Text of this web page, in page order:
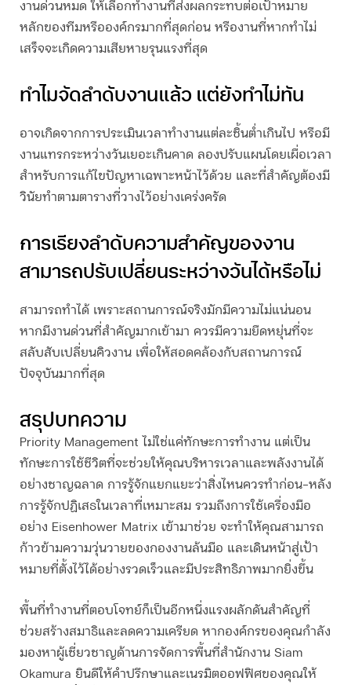
งานด่วนหมด ให้เลือกทำงานที่ส่งผลกระทบต่อเป้าหมาย
หลักของทีมหรือองค์กรมากที่สุดก่อน หรืองานที่หากทำไม่
เสร็จจะเกิดความเสียหายรุนแรงที่สุด
ทำไมจัดลำดับงานแล้ว แต่ยังทำไม่ทัน
อาจเกิดจากการประเมินเวลาทำงานแต่ละชิ้นต่ำเกินไป หรือมี
งานแทรกระหว่างวันเยอะเกินคาด ลองปรับแผนโดยเผื่อเวลา
สำหรับการแก้ไขปัญหาเฉพาะหน้าไว้ด้วย และที่สำคัญต้องมี
วินัยทำตามตารางที่วางไว้อย่างเคร่งครัด
การเรียงลำดับความสำคัญของงาน
สามารถปรับเปลี่ยนระหว่างวันได้หรือไม่
สามารถทำได้ เพราะสถานการณ์จริงมักมีความไม่แน่นอน
หากมีงานด่วนที่สำคัญมากเข้ามา ควรมีความยืดหยุ่นที่จะ
สลับสับเปลี่ยนคิวงาน เพื่อให้สอดคล้องกับสถานการณ์
ปัจจุบันมากที่สุด
สรุปบทความ
Priority Management ไม่ใช่แค่ทักษะการทำงาน แต่เป็น
ทักษะการใช้ชีวิตที่จะช่วยให้คุณบริหารเวลาและพลังงานได้
อย่างชาญฉลาด การรู้จักแยกแยะว่าสิ่งไหนควรทำก่อน-หลัง
การรู้จักปฏิเสธในเวลาที่เหมาะสม รวมถึงการใช้เครื่องมือ
อย่าง Eisenhower Matrix เข้ามาช่วย จะทำให้คุณสามารถ
ก้าวข้ามความวุ่นวายของกองงานล้นมือ และเดินหน้าสู่เป้า
หมายที่ตั้งไว้ได้อย่างรวดเร็วและมีประสิทธิภาพมากยิ่งขึ้น
พื้นที่ทำงานที่ตอบโจทย์ก็เป็นอีกหนึ่งแรงผลักดันสำคัญที่
ช่วยสร้างสมาธิและลดความเครียด หากองค์กรของคุณกำลัง
มองหาผู้เชี่ยวชาญด้านการจัดการพื้นที่สำนักงาน Siam
Okamura ยินดีให้คำปรึกษาและเนรมิตออฟฟิศของคุณให้